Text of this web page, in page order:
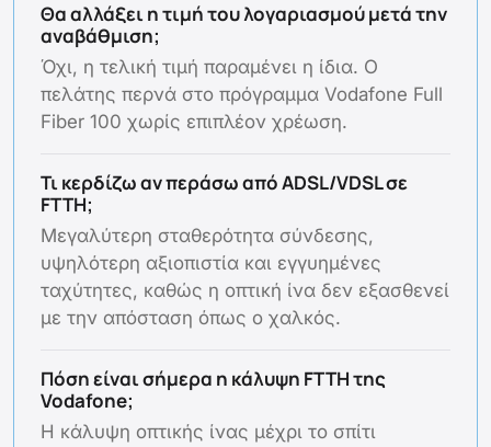
Θα αλλάξει η τιμή του λογαριασμού μετά την
αναβάθμιση;
Όχι, η τελική τιμή παραμένει η ίδια. Ο
πελάτης περνά στο πρόγραμμα Vodafone Full
Fiber 100 χωρίς επιπλέον χρέωση.
Τι κερδίζω αν περάσω από ADSL/VDSL σε
FTTH;
Μεγαλύτερη σταθερότητα σύνδεσης,
υψηλότερη αξιοπιστία και εγγυημένες
ταχύτητες, καθώς η οπτική ίνα δεν εξασθενεί
με την απόσταση όπως ο χαλκός.
Πόση είναι σήμερα η κάλυψη FTTH της
Vodafone;
Η κάλυψη οπτικής ίνας μέχρι το σπίτι